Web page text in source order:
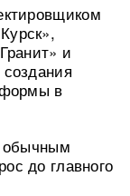
и
в
обычным
до главного